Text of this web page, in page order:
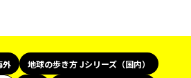
外
地球の歩き方 Jシリーズ（国内）